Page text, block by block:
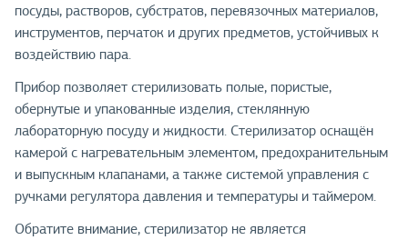
посуды, растворов, субстратов, перевязочных материалов,
инструментов, перчаток и других предметов, устойчивых к
воздействию пара.
Прибор позволяет стерилизовать полые, пористые,
обернутые и упакованные изделия, стеклянную
лабораторную посуду и жидкости. Стерилизатор оснащён
камерой с нагревательным элементом, предохранительным
и выпускным клапанами, а также системой управления с
ручками регулятора давления и температуры и таймером.
Обратите внимание, стерилизатор не является